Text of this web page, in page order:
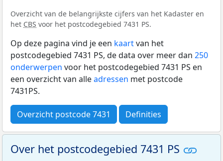
Overzicht van de belangrijkste cijfers van het Kadaster en
het CBS voor het postcodegebied 7431 PS.
Op deze pagina vind je een kaartvan het
postcodegebied 7431 PS, de data over meer dan 250
onderwerpen voor het postcodegebied 7431 PS en
een overzicht van alleadressen met postcode
7431PS.
Overzicht postcode 7431 Definities
Over het postcodegebied 7431 PS